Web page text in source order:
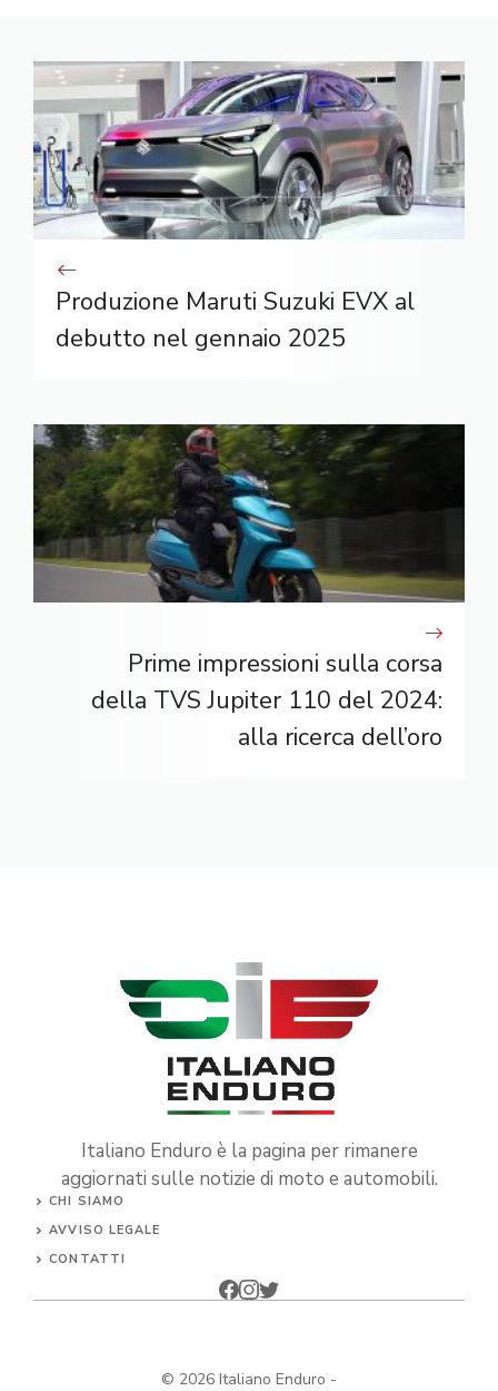
Produzione Maruti Suzuki EVX al
debutto nel gennaio 2025
Prime impressioni sulla corsa
della TVS Jupiter 110 del 2024:
alla ricerca dell’oro
Italiano Enduro è la pagina per rimanere
aggiornati sulle notizie di moto e automobili.
CHI SIAMO
AVVISO LEGALE
CONTATTI
© 2026 Italiano Enduro -